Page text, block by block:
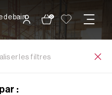
0
de bain
les filtres
: